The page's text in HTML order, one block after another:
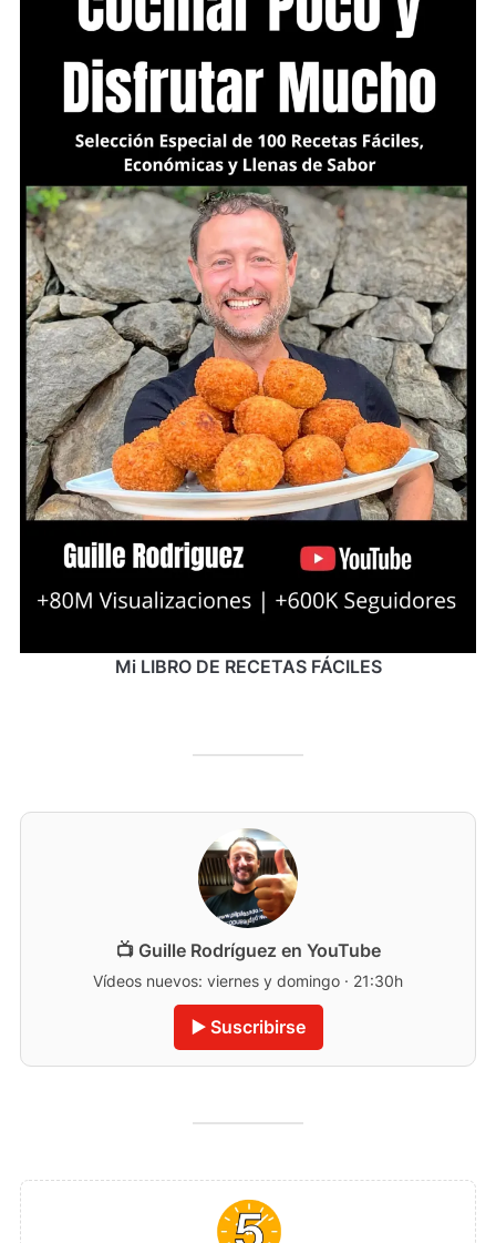
Mi LIBRO DE RECETAS FÁCILES
📺 Guille Rodríguez en YouTube
Vídeos nuevos: viernes y domingo · 21:30h
▶️ Suscribirse